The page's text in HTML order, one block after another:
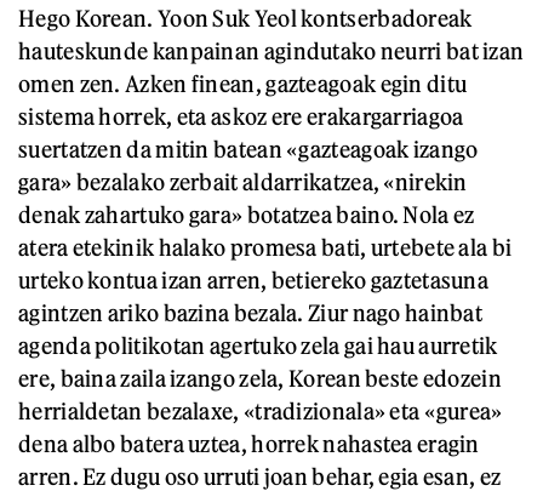
Hego Korean. Yoon Suk Yeol kontserbadoreak
hauteskunde kanpainan agindutako neurri bat izan
omen zen. Azken finean, gazteagoak egin ditu
sistema horrek, eta askoz ere erakargarriagoa
suertatzen da mitin batean «gazteagoak izango
gara» bezalako zerbait aldarrikatzea, «nirekin
denak zahartuko gara» botatzea baino. Nola ez
atera etekinik halako promesa bati, urtebete ala bi
urteko kontua izan arren, betiereko gaztetasuna
agintzen ariko bazina bezala. Ziur nago hainbat
agenda politikotan agertuko zela gai hau aurretik
ere, baina zaila izango zela, Korean beste edozein
herrialdetan bezalaxe, «tradizionala» eta «gurea»
dena albo batera uztea, horrek nahastea eragin
arren. Ez dugu oso urruti joan behar, egia esan, ez